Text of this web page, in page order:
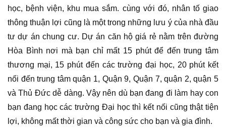
học, bệnh viện, khu mua sắm. cùng với đó, nhân tố giao
thông thuận lợi cũng là một trong những lưu ý của nhà đầu
tư dự án chung cư. Dự án căn hộ giá rẻ nằm trên đường
Hòa Bình nơi mà bạn chỉ mất 15 phút để đến trung tâm
thương mại, 15 phút đến các trường đại học, 20 phút kết
nối đến trung tâm quận 1, Quận 9, Quận 7, quận 2, quận 5
và Thủ Đức dễ dàng. Vậy nên dù bạn đang đi làm hay con
bạn đang học các trường Đại học thì kết nối cũng thật tiện
lợi, không mất thời gian và công sức cho bạn và gia đình.